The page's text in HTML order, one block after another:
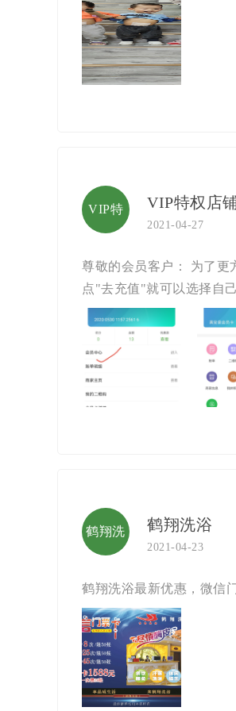
医诊所
VIP特 VIP特权店
2021-04-27
尊敬的会员客户： 为了
点"去充值"就可以选择自
鹤翔洗 鹤翔洗浴
2021-04-23
鹤翔洗浴最新优惠，微信